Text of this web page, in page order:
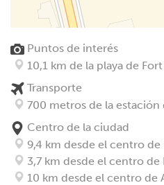
Puntos de interés
10,1 km de la playa de
Transporte
700 metros de la estación
Centro de la ciudad
9,4 km desde el centro de
3,7 km desde el centro de
10 km desde el centro de